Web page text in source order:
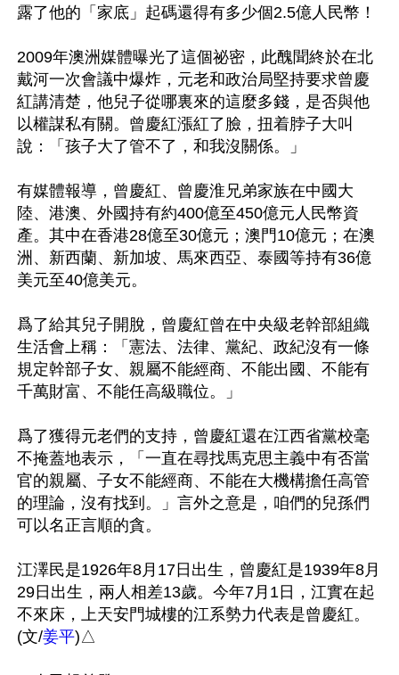
露了他的「家底」起碼還得有多少個2.5億人民幣！
2009年澳洲媒體曝光了這個祕密，此醜聞終於在北
戴河一次會議中爆炸，元老和政治局堅持要求曾慶
紅講清楚，他兒子從哪裏來的這麼多錢，是否與他
以權謀私有關。曾慶紅漲紅了臉，扭着脖子大叫
說：「孩子大了管不了，和我沒關係。」
有媒體報導，曾慶紅、曾慶淮兄弟家族在中國大
陸、港澳、外國持有約400億至450億元人民幣資
產。其中在香港28億至30億元；澳門10億元；在澳
洲、新西蘭、新加坡、馬來西亞、泰國等持有36億
美元至40億美元。
爲了給其兒子開脫，曾慶紅曾在中央級老幹部組織
生活會上稱：「憲法、法律、黨紀、政紀沒有一條
規定幹部子女、親屬不能經商、不能出國、不能有
千萬財富、不能任高級職位。」
爲了獲得元老們的支持，曾慶紅還在江西省黨校毫
不掩蓋地表示，「一直在尋找馬克思主義中有否當
官的親屬、子女不能經商、不能在大機構擔任高管
的理論，沒有找到。」言外之意是，咱們的兒孫們
可以名正言順的貪。
江澤民是1926年8月17日出生，曾慶紅是1939年8月
29日出生，兩人相差13歲。今年7月1日，江實在起
不來床，上天安門城樓的江系勢力代表是曾慶紅。
(文/姜平)△